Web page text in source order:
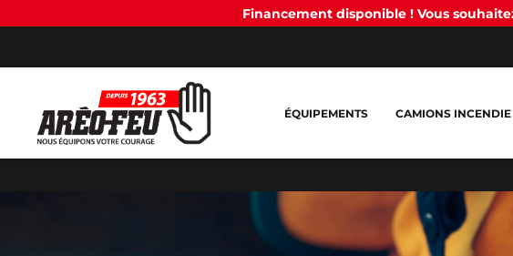
Financement disponible ! Vous
ÉQUIPEMENTS CAMIONS INCENDIE